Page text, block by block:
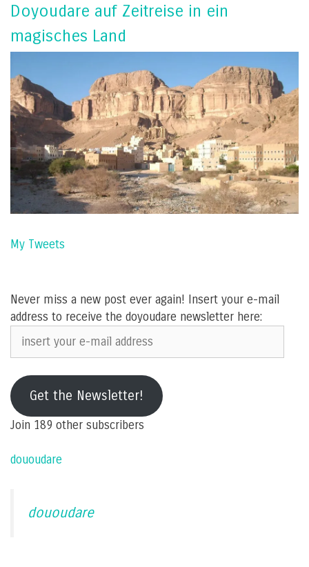
Doyoudare auf Zeitreise in ein
magisches Land
My Tweets
Never miss a new post ever again! Insert your e-mail
address to receive the doyoudare newsletter here:
insert
your
mail
addressGet the Newsletter!
Join 189 other subscribers
dououdare
dououdare